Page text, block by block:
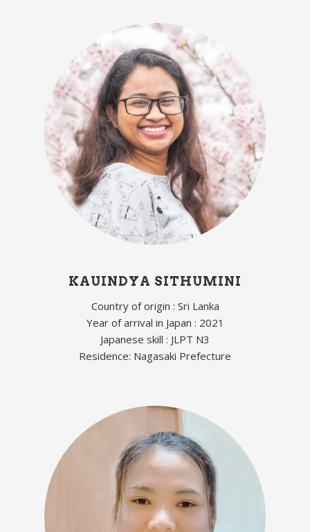
KAUINDYA SITHUMINI
Country of origin : Sri Lanka
Year of arrival in Japan : 2021
Japanese skill : JLPT N3
Residence: Nagasaki Prefecture